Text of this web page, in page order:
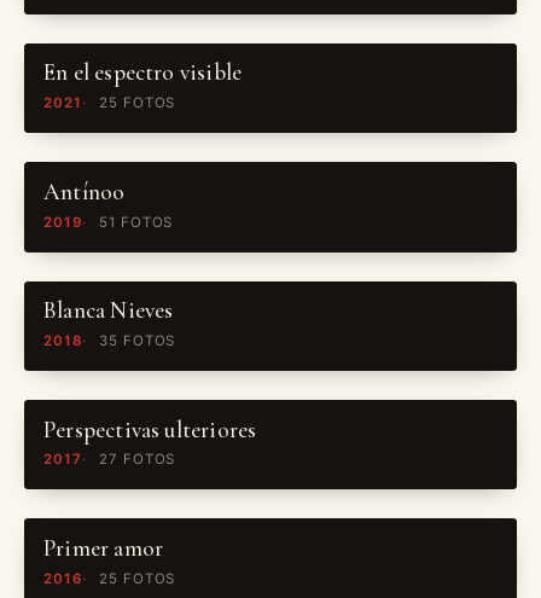
En el espectro visible
2021 25 FOTOS
Antínoo
2019 51 FOTOS
Blanca Nieves
2018 35 FOTOS
Perspectivas ulteriores
2017 27 FOTOS
Primer amor
2016 25 FOTOS